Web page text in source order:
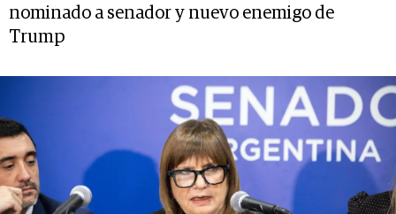
nominado a senador y nuevo enemigo de
Trump